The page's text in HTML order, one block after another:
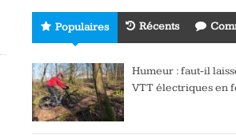
Populaires Récents
Humeur : faut-il
VTT électriques en